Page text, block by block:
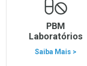
PBM
Laboratórios
Saiba Mais >